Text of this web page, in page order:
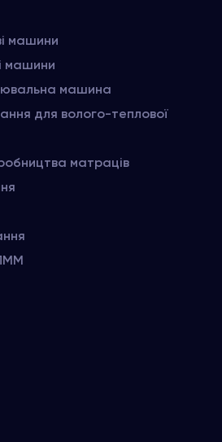
машини
машини
машина
для волого-теплової
матраців